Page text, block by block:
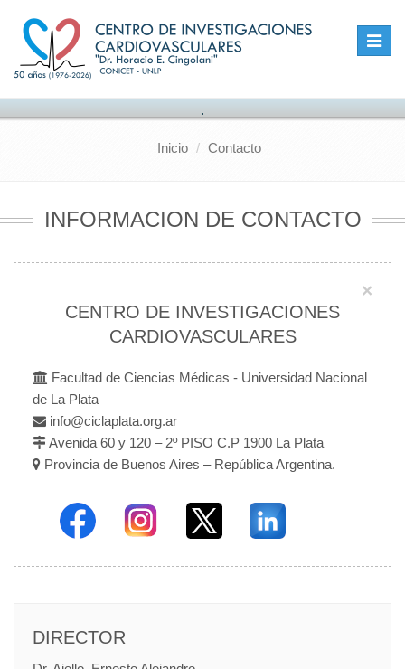
Toggle
.
Inicio Contacto
INFORMACION DE CONTACTO
×
CENTRO DE INVESTIGACIONES
CARDIOVASCULARES
Facultad de Ciencias Médicas - Universidad Nacional
de La Plata
info@ciclaplata.org.ar
Avenida 60 y 120 – 2º PISO C.P 1900 La Plata
Provincia de Buenos Aires – República Argentina.
DIRECTOR